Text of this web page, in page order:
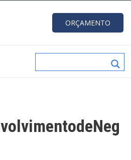
ORÇAMENTO